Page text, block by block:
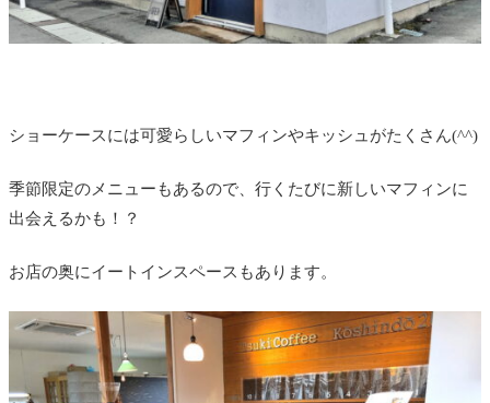
ショーケースには可愛らしいマフィンやキッシュがたくさん(^^)
季節限定のメニューもあるので、行くたびに新しいマフィンに
出会えるかも！？
お店の奥にイートインスペースもあります。